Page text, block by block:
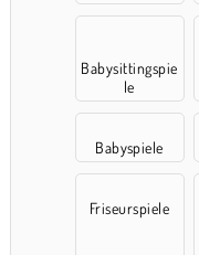
Babysittingspie
le
Babyspiele
Friseurspiele